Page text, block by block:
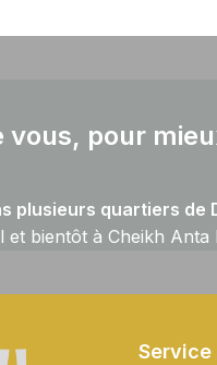
vous, pour
plusieurs quartiers de
et bientôt à Cheikh Anta
Service